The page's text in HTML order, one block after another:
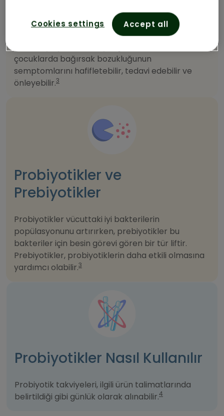
Probiyotikler, günlük tetikleyiciler nedeniyle
tehlikeye giren iyi bağırsak bakterilerinin
seviyelerini dengelemeye ve eski haline
çocuklarda bağırsak bozukluğunun
semptomlarını hafifletebilir, tedavi edebilir ve
önleyebilir.3
Probiyotikler ve
Prebiyotikler
Probiyotikler vücuttaki iyi bakterilerin
popülasyonunu artırırken, prebiyotikler bu
bakteriler için besin görevi gören bir tür liftir.
Prebiyotikler, probiyotiklerin daha etkili olmasına
yardımcı olabilir.3
Probiyotikler Nasıl Kullanılır
Probiyotik takviyeleri, ilgili ürün talimatlarında
belirtildiği gibi günlük olarak alınabilir.4
Cookies settings Accept all